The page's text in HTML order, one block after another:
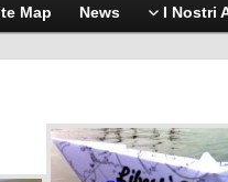
Map News I Nostri